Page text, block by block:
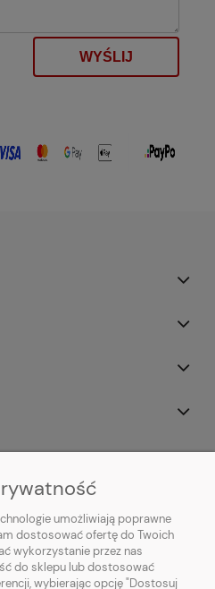
WYŚLIJ
umożliwiają poprawne
dostosować ofertę do Twoich
wykorzystanie przez nas
do sklepu lub dostosować
wybierając opcję "Dostosuj